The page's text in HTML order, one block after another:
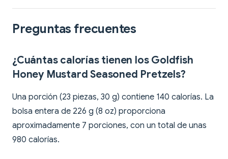
Preguntas frecuentes
¿Cuántas calorías tienen los Goldfish
Honey Mustard Seasoned Pretzels?
Una porción (23 piezas, 30 g) contiene 140 calorías. La
bolsa entera de 226 g (8 oz) proporciona
aproximadamente 7 porciones, con un total de unas
980 calorías.